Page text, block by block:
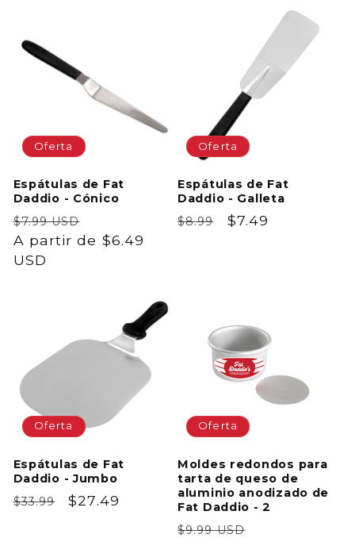
Oferta
Espátulas de Fat
Daddio - Cónico
Precio
habitual
$7.99 USD
de
A partir de $6.49
USD
Oferta
Espátulas de Fat
Daddio - Galleta
Precio
$8.99
Precio
$7.49
Oferta
Espátulas de Fat
Daddio - Jumbo
Precio
$33.99
Precio
$27.49
Oferta
Moldes redondos para
tarta de queso de
aluminio anodizado de
Fat Daddio - 2
Precio
$9.99 USD